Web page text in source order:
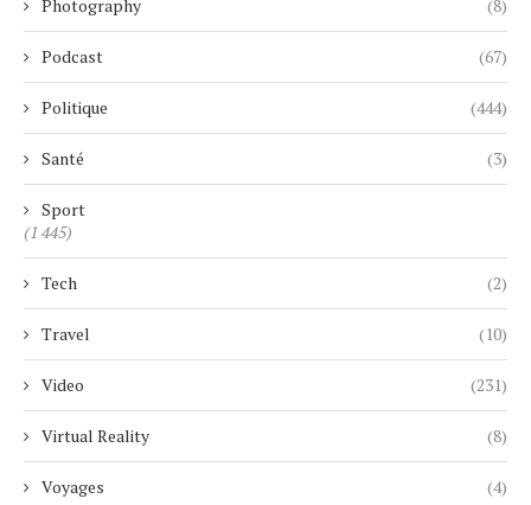
Photography (8)
Podcast (67)
Politique (444)
Santé (3)
Sport
(1 445)
Tech (2)
Travel (10)
Video (231)
Virtual Reality (8)
Voyages (4)